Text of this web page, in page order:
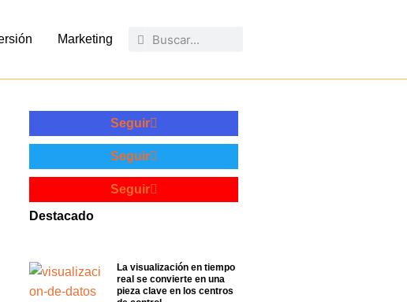
Marketing
Seguir
Seguir
Seguir
Destacado
La visualización en tiempo
real se convierte en una
pieza clave en los centros